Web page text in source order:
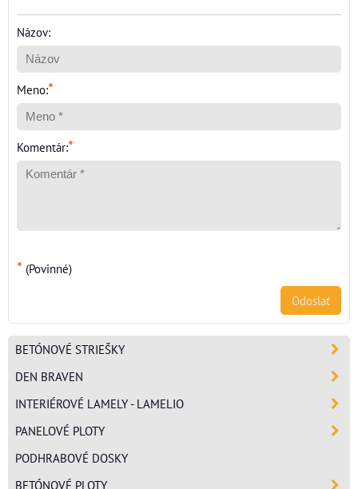
Názov:
Meno:*
Komentár:*
* (Povinné)
Odoslať
BETÓNOVÉ STRIEŠKY
DEN BRAVEN
INTERIÉROVÉ LAMELY - LAMELIO
PANELOVÉ PLOTY
PODHRABOVÉ DOSKY
BETÓNOVÉ PLOTY